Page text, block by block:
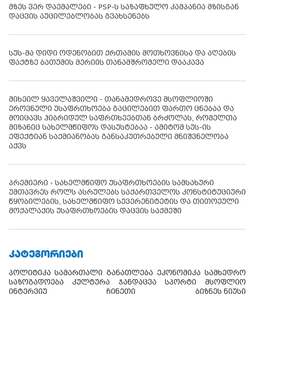
მზეს ვერ დაემალები - PSP-ს საზაფხულო კამპანია მზისგან
დაცვის აუცილებლობას გვახსენებს
სუს-მა დიდი ოდენობით ქრთამის მოთხოვნისა და აღების
ფაქტზე ბათუმის მერიის თანამშრომელი დააკავა
მიხეილ ყაველაშვილი - თანამედროვე მსოფლიოში
ეროვნული უსაფრთხოება გაცილებით ფართო ცნებაა და
მოიცავს ჰიბრიდულ საფრთხეებთან ბრძოლას, რომელთა
მიზანიც სახელმწიფოს დასუსტებაა - ამიტომ სუს-ის
ეფექტიან საქმიანობას განსაკუთრებული მნიშვნელობა
აქვს
პრემიერი - სახელმწიფო უსაფრთხოების სამსახური
უმთავრეს როლს ასრულებს საქართველოს კონსტიტუციური
წყობილების, სახელმწიფო სუვერენიტეტის და თითოეული
მოქალაქის უსაფრთხოების დაცვის საქმეში
ᲙᲐᲢᲔᲒᲝᲠᲘᲔᲑᲘ
პოლიტიკა სამართალი განათლება ეკონომიკა სამხედრო
საზოგადოება
კულტურა ჯანდაცვა სპორტი
მსოფლიო
ინტერვიუ
ჩინეთი ბიზნეს ნიუსი